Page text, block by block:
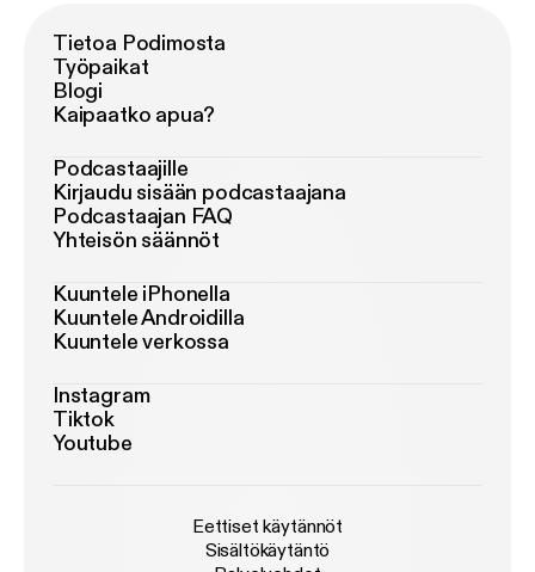
Tietoa Podimosta
Työpaikat
Blogi
Kaipaatko apua?
Podcastaajille
Kirjaudu sisään podcastaajana
Podcastaajan FAQ
Yhteisön säännöt
Kuuntele iPhonella
Kuuntele Androidilla
Kuuntele verkossa
Instagram
Tiktok
Youtube
Eettiset käytännöt
Sisältökäytäntö